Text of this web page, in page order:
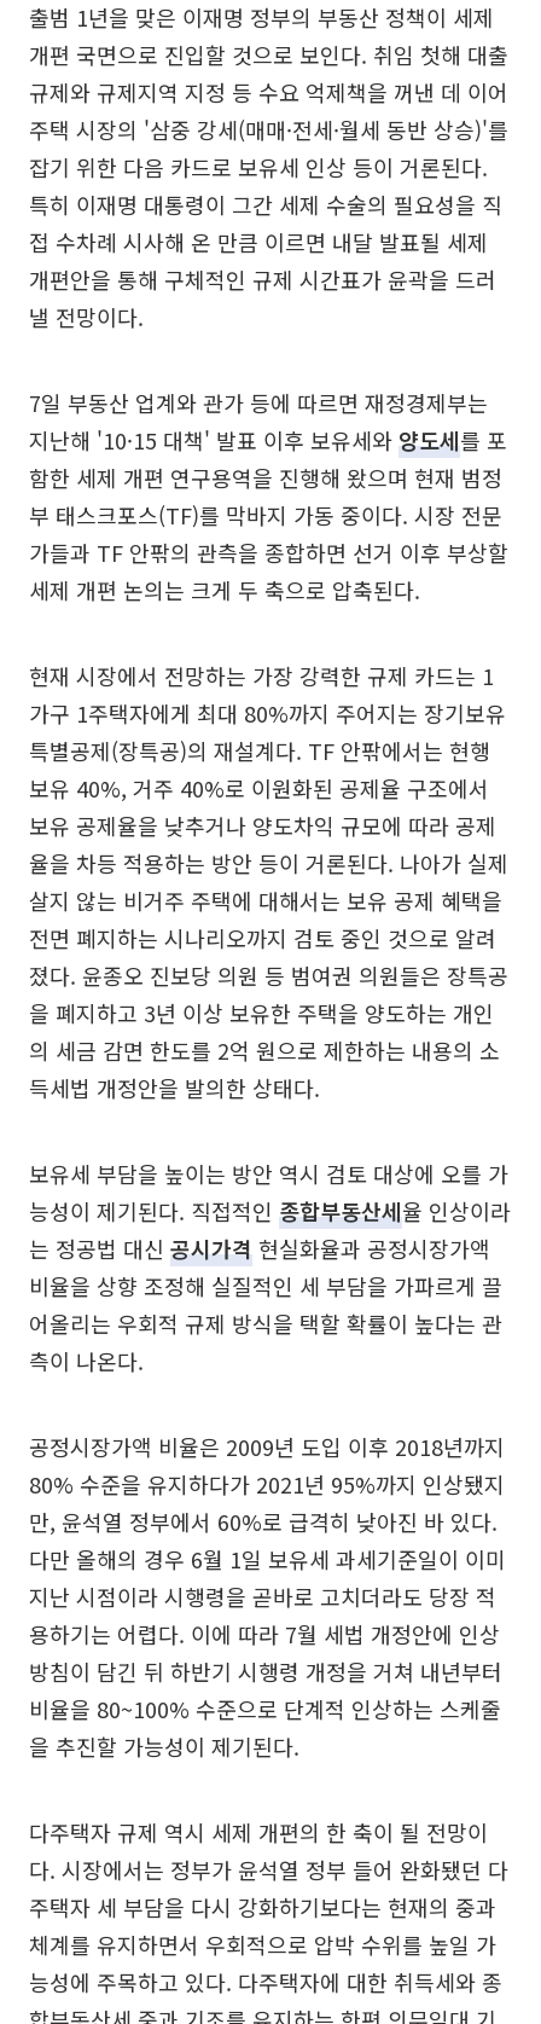
출범 1년을 맞은 이재명 정부의 부동산 정책이 세제
개편 국면으로 진입할 것으로 보인다. 취임 첫해 대출
규제와 규제지역 지정 등 수요 억제책을 꺼낸 데 이어
주택 시장의 '삼중 강세(매매·전세·월세 동반 상승)'를
잡기 위한 다음 카드로 보유세 인상 등이 거론된다.
특히 이재명 대통령이 그간 세제 수술의 필요성을 직
접 수차례 시사해 온 만큼 이르면 내달 발표될 세제
개편안을 통해 구체적인 규제 시간표가 윤곽을 드러
낼 전망이다.
7일 부동산 업계와 관가 등에 따르면 재정경제부는
지난해 '10·15 대책' 발표 이후 보유세와양도세를 포
함한 세제 개편 연구용역을 진행해 왔으며 현재 범정
부 태스크포스(TF)를 막바지 가동 중이다. 시장 전문
가들과 TF 안팎의 관측을 종합하면 선거 이후 부상할
세제 개편 논의는 크게 두 축으로 압축된다.
현재 시장에서 전망하는 가장 강력한 규제 카드는 1
가구 1주택자에게 최대 80%까지 주어지는 장기보유
특별공제(장특공)의 재설계다. TF 안팎에서는 현행
보유 40%, 거주 40%로 이원화된 공제율 구조에서
보유 공제율을 낮추거나 양도차익 규모에 따라 공제
율을 차등 적용하는 방안 등이 거론된다. 나아가 실제
살지 않는 비거주 주택에 대해서는 보유 공제 혜택을
전면 폐지하는 시나리오까지 검토 중인 것으로 알려
졌다. 윤종오 진보당 의원 등 범여권 의원들은 장특공
을 폐지하고 3년 이상 보유한 주택을 양도하는 개인
의 세금 감면 한도를 2억 원으로 제한하는 내용의 소
득세법 개정안을 발의한 상태다.
보유세 부담을 높이는 방안 역시 검토 대상에 오를 가
능성이 제기된다. 직접적인 종합부동산세율 인상이라
는 정공법 대신 공시가격 현실화율과 공정시장가액
비율을 상향 조정해 실질적인 세 부담을 가파르게 끌
어올리는 우회적 규제 방식을 택할 확률이 높다는 관
측이 나온다.
공정시장가액 비율은 2009년 도입 이후 2018년까지
80% 수준을 유지하다가 2021년 95%까지 인상됐지
만, 윤석열 정부에서 60%로 급격히 낮아진 바 있다.
다만 올해의 경우 6월 1일 보유세 과세기준일이 이미
지난 시점이라 시행령을 곧바로 고치더라도 당장 적
용하기는 어렵다. 이에 따라 7월 세법 개정안에 인상
방침이 담긴 뒤 하반기 시행령 개정을 거쳐 내년부터
비율을 80~100% 수준으로 단계적 인상하는 스케줄
을 추진할 가능성이 제기된다.
다주택자 규제 역시 세제 개편의 한 축이 될 전망이
다. 시장에서는 정부가 윤석열 정부 들어 완화됐던 다
주택자 세 부담을 다시 강화하기보다는 현재의 중과
체계를 유지하면서 우회적으로 압박 수위를 높일 가
능성에 주목하고 있다. 다주택자에 대한 취득세와 종